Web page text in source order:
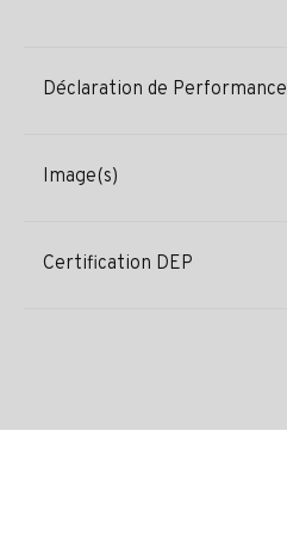
Déclaration de Performance
Image(s)
Certification DEP